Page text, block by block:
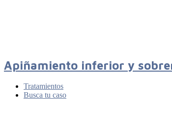
Apiñamiento inferior y
Tratamientos
Busca tu caso